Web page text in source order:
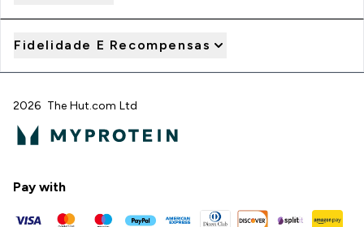
Fidelidade E Recompensas
2026 The Hut.com Ltd
Pay with